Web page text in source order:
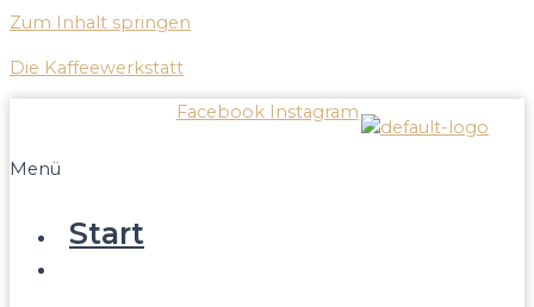
Zum Inhalt springen
Die Kaffeewerkstatt
Facebook Instagram
Menü
Start